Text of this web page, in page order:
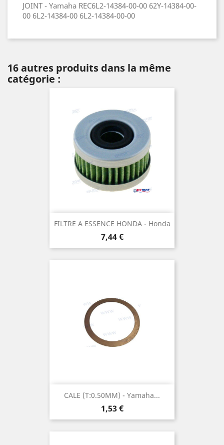
JOINT - Yamaha REC6L2-14384-00-00 62Y-14384-00-
00 6L2-14384-00 6L2-14384-00-00
16 autres produits dans la même
catégorie :
FILTRE A ESSENCE HONDA - Honda
Prix
7,44 €
CALE (T:0.50MM) - Yamaha...
Prix
1,53 €